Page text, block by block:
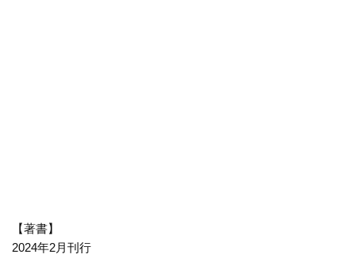
【著書】
2024年2月刊行